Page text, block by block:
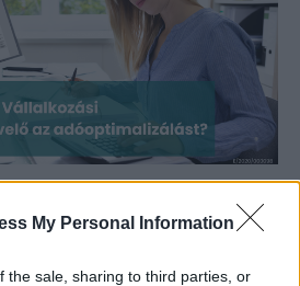
My Personal Information
the sale, sharing to third parties, or
az
Blog